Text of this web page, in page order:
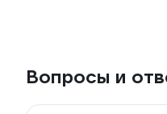
Вопросы и